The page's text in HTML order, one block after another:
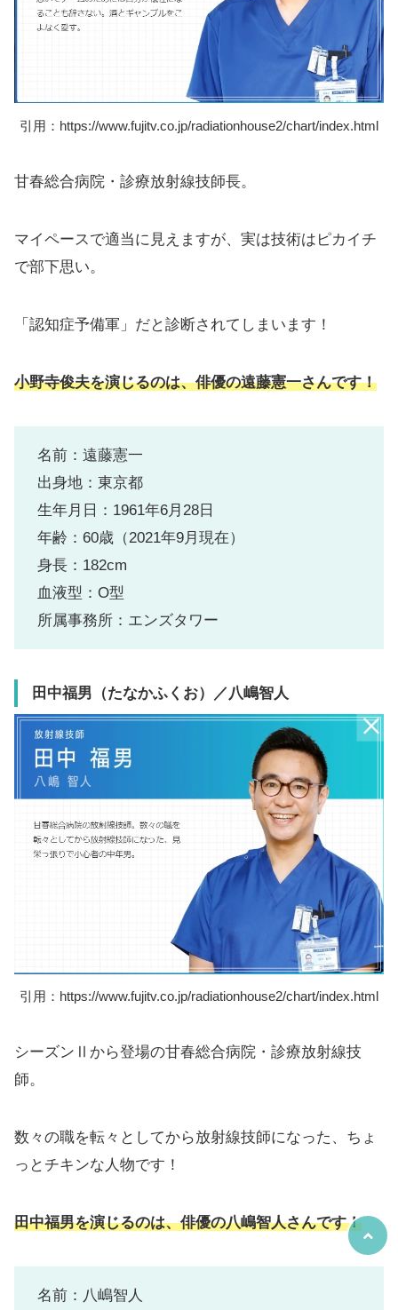
引用：https://www.fujitv.co.jp/radiationhouse2/chart/index.html
甘春総合病院・診療放射線技師長。
マイペースで適当に見えますが、実は技術はピカイチ
で部下思い。
「認知症予備軍」だと診断されてしまいます！
小野寺俊夫を演じるのは、俳優の遠藤憲一さんです！
名前：遠藤憲一
出身地：東京都
生年月日：1961年6月28日
年齢：60歳（2021年9月現在）
身長：182cm
血液型：O型
所属事務所：エンズタワー
田中福男（たなかふくお）／八嶋智人
引用：https://www.fujitv.co.jp/radiationhouse2/chart/index.html
シーズンⅡから登場の甘春総合病院・診療放射線技
師。
数々の職を転々としてから放射線技師になった、ちょ
っとチキンな人物です！
田中福男を演じるのは、俳優の八嶋智人さんです！
名前：八嶋智人